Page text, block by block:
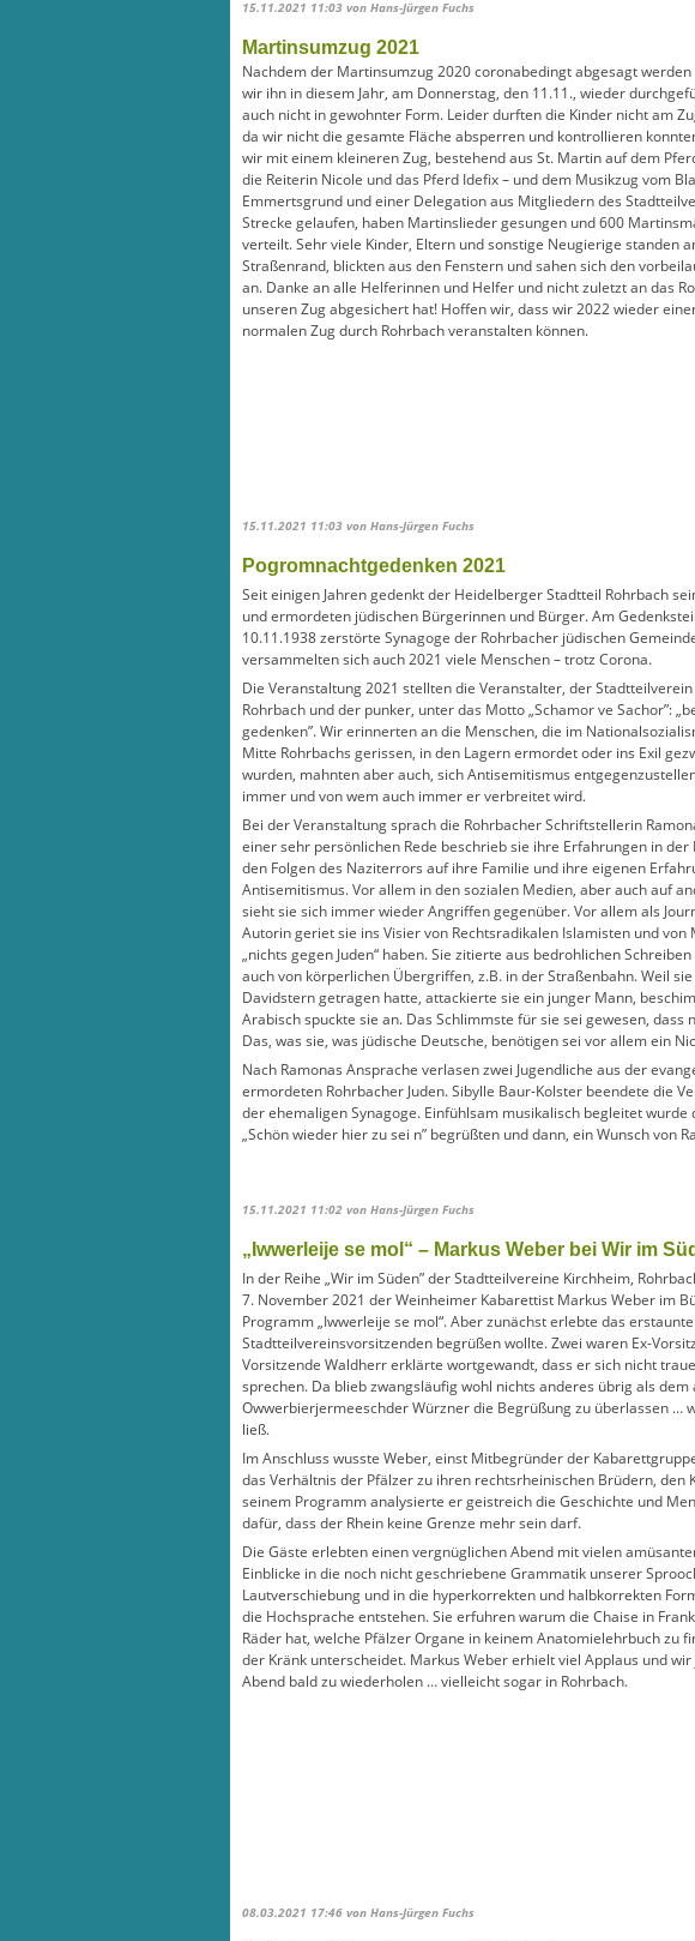
15.11.2021 11:03 von Hans-Jürgen Fuchs
Martinsumzug 2021
Nachdem der Martinsumzug 2020 coronabedingt abgesagt
wir ihn in diesem Jahr, am Donnerstag, den 11.11., wieder
auch nicht in gewohnter Form. Leider durften die Kinder nicht am
da wir nicht die gesamte Fläche absperren und kontrollieren
wir mit einem kleineren Zug, bestehend aus St. Martin auf dem
die Reiterin Nicole und das Pferd Idefix – und dem Musikzug vom
Emmertsgrund und einer Delegation aus Mitgliedern des
Strecke gelaufen, haben Martinslieder gesungen und 600
verteilt. Sehr viele Kinder, Eltern und sonstige Neugierige standen
Straßenrand, blickten aus den Fenstern und sahen sich den
an. Danke an alle Helferinnen und Helfer und nicht zuletzt an das
unseren Zug abgesichert hat! Hoffen wir, dass wir 2022 wieder
normalen Zug durch Rohrbach veranstalten können.
15.11.2021 11:03 von Hans-Jürgen Fuchs
Pogromnachtgedenken 2021
Seit einigen Jahren gedenkt der Heidelberger Stadtteil Rohrbach
und ermordeten jüdischen Bürgerinnen und Bürger. Am
10.11.1938 zerstörte Synagoge der Rohrbacher jüdischen
versammelten sich auch 2021 viele Menschen – trotz Corona.
Die Veranstaltung 2021 stellten die Veranstalter, der
Rohrbach und der punker, unter das Motto „Schamor ve Sachor”:
gedenken”. Wir erinnerten an die Menschen, die im
Mitte Rohrbachs gerissen, in den Lagern ermordet oder ins Exil
wurden, mahnten aber auch, sich Antisemitismus
immer und von wem auch immer er verbreitet wird.
Bei der Veranstaltung sprach die Rohrbacher Schriftstellerin
einer sehr persönlichen Rede beschrieb sie ihre Erfahrungen in der
den Folgen des Naziterrors auf ihre Familie und ihre eigenen
Antisemitismus. Vor allem in den sozialen Medien, aber auch auf
sieht sie sich immer wieder Angriffen gegenüber. Vor allem als
Autorin geriet sie ins Visier von Rechtsradikalen Islamisten und von
„nichts gegen Juden“ haben. Sie zitierte aus bedrohlichen
auch von körperlichen Übergriffen, z.B. in der Straßenbahn. Weil
Davidstern getragen hatte, attackierte sie ein junger Mann,
Arabisch spuckte sie an. Das Schlimmste für sie sei gewesen,
Das, was sie, was jüdische Deutsche, benötigen sei vor allem ein
Nach Ramonas Ansprache verlasen zwei Jugendliche aus der
ermordeten Rohrbacher Juden. Sibylle Baur-Kolster beendete die
der ehemaligen Synagoge. Einfühlsam musikalisch begleitet
„Schön wieder hier zu sei n” begrüßten und dann, ein Wunsch von
15.11.2021 11:02 von Hans-Jürgen Fuchs
„Iwwerleije se mol“ – Markus Weber bei Wir im
In der Reihe „Wir im Süden” der Stadtteilvereine Kirchheim,
7. November 2021 der Weinheimer Kabarettist Markus Weber im
Programm „Iwwerleije se mol“. Aber zunächst erlebte das
Stadtteilvereinsvorsitzenden begrüßen wollte. Zwei waren Ex-
Vorsitzende Waldherr erklärte wortgewandt, dass er sich nicht
sprechen. Da blieb zwangsläufig wohl nichts anderes übrig als dem
Owwerbierjermeeschder Würzner die Begrüßung zu überlassen …
ließ.
Im Anschluss wusste Weber, einst Mitbegründer der
das Verhältnis der Pfälzer zu ihren rechtsrheinischen Brüdern, den
seinem Programm analysierte er geistreich die Geschichte und
dafür, dass der Rhein keine Grenze mehr sein darf.
Die Gäste erlebten einen vergnüglichen Abend mit vielen
Einblicke in die noch nicht geschriebene Grammatik unserer
Lautverschiebung und in die hyperkorrekten und halbkorrekten
die Hochsprache entstehen. Sie erfuhren warum die Chaise in
Räder hat, welche Pfälzer Organe in keinem Anatomielehrbuch zu
der Kränk unterscheidet. Markus Weber erhielt viel Applaus und
Abend bald zu wiederholen … vielleicht sogar in Rohrbach.
08.03.2021 17:46 von Hans-Jürgen Fuchs